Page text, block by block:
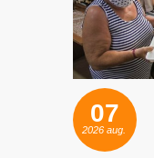
07
2026 aug.